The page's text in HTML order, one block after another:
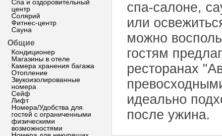
Спа и оздоровительный
центр
Солярий
Фитнес-центр
Сауна
Общие
Кондиционер
Магазины в отеле
Камера хранения багажа
Отопление
Звукоизолированные
номера
Сейф
Лифт
Номера/Удобства для
гостей с ограниченными
физическими
возможностями
спа-салоне,
или
можно
гостям
ресторанах
идеально
после ужина.